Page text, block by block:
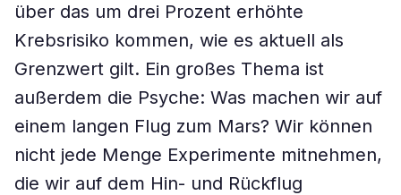
über das um drei Prozent erhöhte
Krebsrisiko kommen, wie es aktuell als
Grenzwert gilt. Ein großes Thema ist
außerdem die Psyche: Was machen wir auf
einem langen Flug zum Mars? Wir können
nicht jede Menge Experimente mitnehmen,
die wir auf dem Hin- und Rückflug